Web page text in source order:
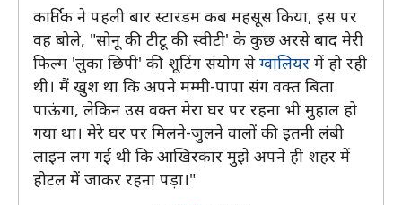
कार्तिक ने पहली बार स्टारडम कब महसूस किया, इस पर
वह बोले, "सोनू की टीटू की स्वीटी' के कुछ अरसे बाद मेरी
फिल्म 'लुका छिपी' की शूटिंग संयोग सेग्वालियर में हो रही
थी। मैं खुश था कि अपने मम्मी-पापा संग वक्त बिता
पाऊंगा, लेकिन उस वक्त मेरा घर पर रहना भी मुहाल हो
गया था। मेरे घर पर मिलने-जुलने वालों की इतनी लंबी
लाइन लग गई थी कि आखिरकार मुझे अपने ही शहर में
होटल में जाकर रहना पड़ा।"